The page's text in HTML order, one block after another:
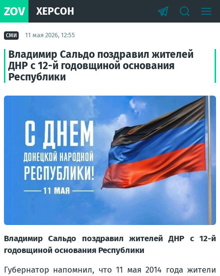
ZOV ХЕРСОН
СМИ 11 мая 2026, 12:55
Владимир Сальдо поздравил жителей
ДНР с 12-й годовщиной основания
Республики
Владимир Сальдо поздравил жителей ДНР с 12-й
годовщиной основания Республики
Губернатор напомнил, что 11 мая 2014 года жители